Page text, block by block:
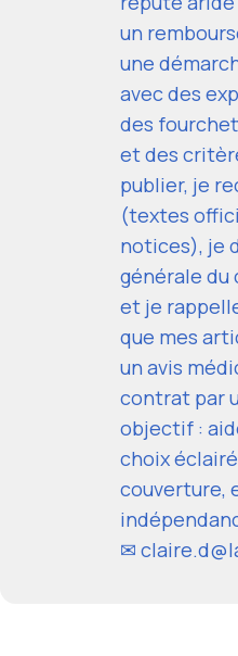
un
une
avec des
des
et des
publier, je
(textes
notices), je
générale du
et je
que mes
un avis
contrat par
objectif :
choix
couverture,
✉